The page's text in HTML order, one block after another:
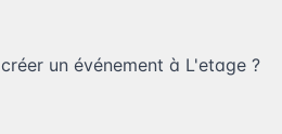
créer un événement à L'etage ?